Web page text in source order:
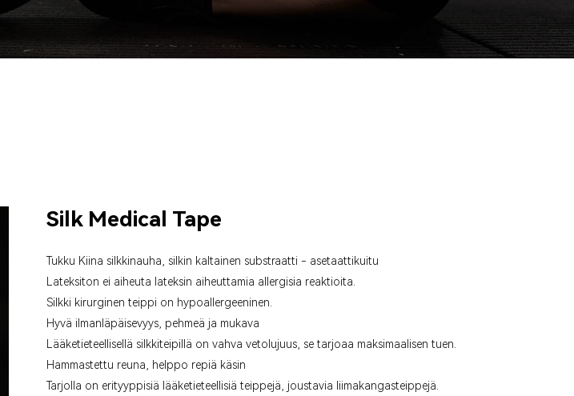
Silk Medical Tape
Tukku Kiina silkkinauha, silkin kaltainen substraatti - asetaattikuitu
Lateksiton ei aiheuta lateksin aiheuttamia allergisia reaktioita.
Silkki kirurginen teippi on hypoallergeeninen.
Hyvä ilmanläpäisevyys, pehmeä ja mukava
Lääketieteellisellä silkkiteipillä on vahva vetolujuus, se tarjoaa maksimaalisen tuen.
Hammastettu reuna, helppo repiä käsin
Tarjolla on erityyppisiä lääketieteellisiä teippejä, joustavia liimakangasteippejä.